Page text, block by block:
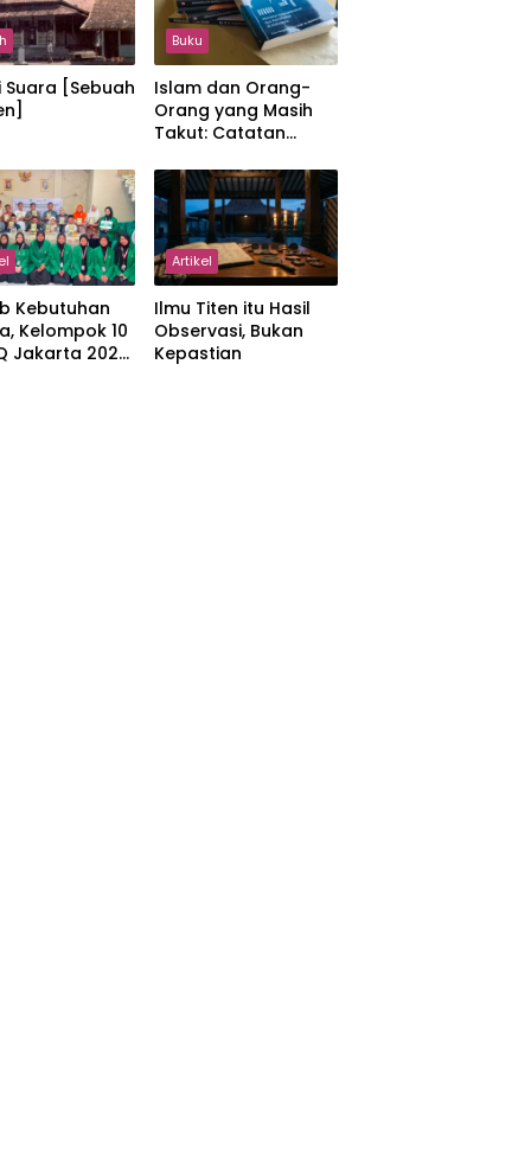
Suara [Sebuah
Buku
Islam dan Orang-
Orang yang Masih
Takut: Catatan
Kemajemukan, dan
Negara dalam
Pemikiran Masykuri
Abdillah
Kebutuhan
Kelompok 10
Jakarta 2026
Artikel
Ilmu Titen itu Hasil
Observasi, Bukan
Kepastian